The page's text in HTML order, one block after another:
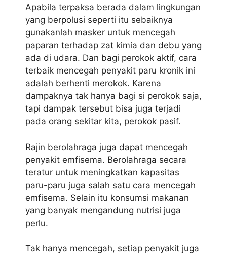
Apabila terpaksa berada dalam lingkungan
yang berpolusi seperti itu sebaiknya
gunakanlah masker untuk mencegah
paparan terhadap zat kimia dan debu yang
ada di udara. Dan bagi perokok aktif, cara
terbaik mencegah penyakit paru kronik ini
adalah berhenti merokok. Karena
dampaknya tak hanya bagi si perokok saja,
tapi dampak tersebut bisa juga terjadi
pada orang sekitar kita, perokok pasif.
Rajin berolahraga juga dapat mencegah
penyakit emfisema. Berolahraga secara
teratur untuk meningkatkan kapasitas
paru-paru juga salah satu cara mencegah
emfisema. Selain itu konsumsi makanan
yang banyak mengandung nutrisi juga
perlu.
Tak hanya mencegah, setiap penyakit juga